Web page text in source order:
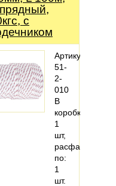
с
Артикул:
51-
2-
010
В
коробке:
1
шт,
расфасовано
по:
1
шт.